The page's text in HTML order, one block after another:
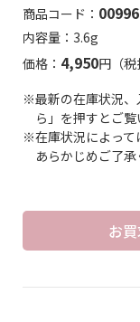
商品コード：
内容量：3.6g
価格： 4,950円（税
※最新の在庫状況、
ら」を押すとご覧
※在庫状況によって
あらかじめご了承
お